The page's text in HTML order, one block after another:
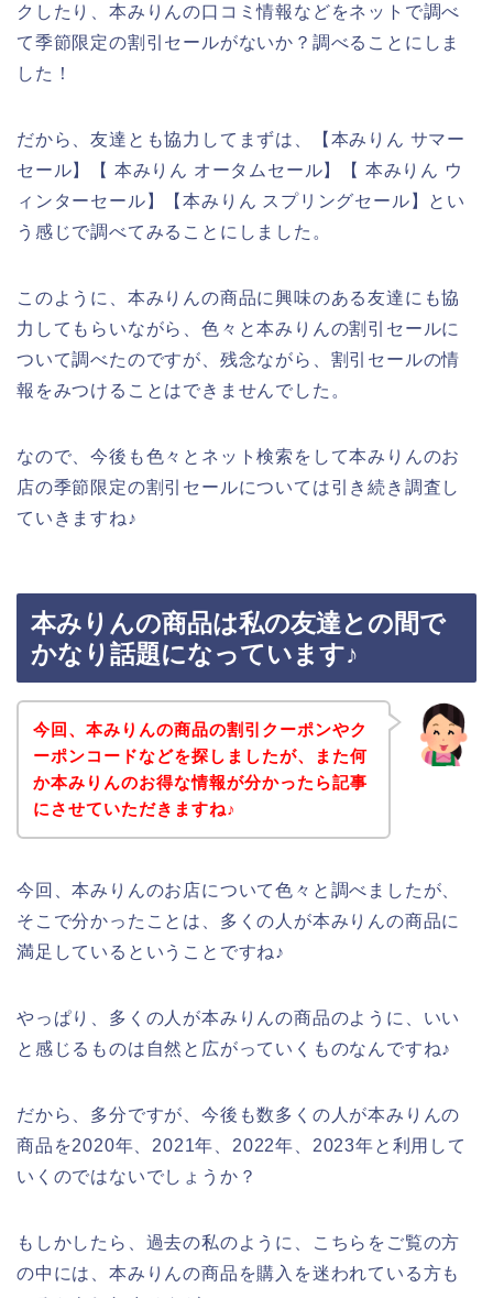
クしたり、本みりんの口コミ情報などをネットで調べ
て季節限定の割引セールがないか？調べることにしま
した！
だから、友達とも協力してまずは、【本みりん サマー
セール】【 本みりん オータムセール】【 本みりん ウ
ィンターセール】【本みりん スプリングセール】とい
う感じで調べてみることにしました。
このように、本みりんの商品に興味のある友達にも協
力してもらいながら、色々と本みりんの割引セールに
ついて調べたのですが、残念ながら、割引セールの情
報をみつけることはできませんでした。
なので、今後も色々とネット検索をして本みりんのお
店の季節限定の割引セールについては引き続き調査し
ていきますね♪
本みりんの商品は私の友達との間で
かなり話題になっています♪
今回、本みりんの商品の割引クーポンやク
ーポンコードなどを探しましたが、また何
か本みりんのお得な情報が分かったら記事
にさせていただきますね♪
今回、本みりんのお店について色々と調べましたが、
そこで分かったことは、多くの人が本みりんの商品に
満足しているということですね♪
やっぱり、多くの人が本みりんの商品のように、いい
と感じるものは自然と広がっていくものなんですね♪
だから、多分ですが、今後も数多くの人が本みりんの
商品を2020年、2021年、2022年、2023年と利用して
いくのではないでしょうか？
もしかしたら、過去の私のように、こちらをご覧の方
の中には、本みりんの商品を購入を迷われている方も